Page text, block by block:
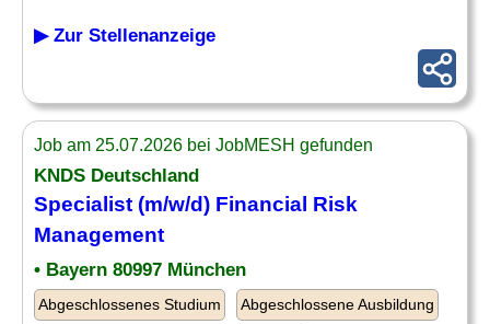
▶ Zur Stellenanzeige
Job am 25.07.2026 bei JobMESH gefunden
KNDS Deutschland
Specialist (m/w/d) Financial Risk
Management
• Bayern 80997 München
Abgeschlossenes Studium Abgeschlossene Ausbildung